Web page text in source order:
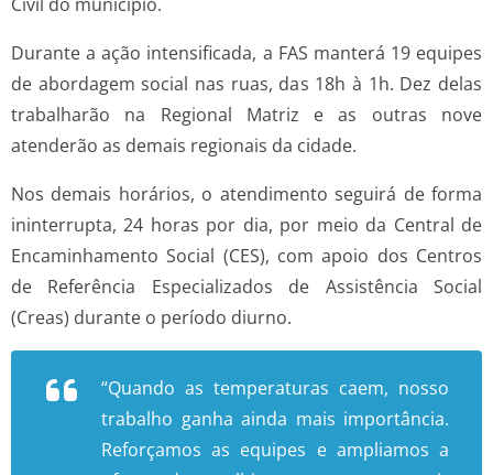
Durante a ação intensificada, a FAS manterá 19 equipes
de abordagem social nas ruas, das 18h à 1h. Dez delas
trabalharão na Regional Matriz e as outras nove
atenderão as demais regionais da cidade.
Nos demais horários, o atendimento seguirá de forma
ininterrupta, 24 horas por dia, por meio da Central de
Encaminhamento Social (CES), com apoio dos Centros
de Referência Especializados de Assistência Social
(Creas) durante o período diurno.
“Quando as temperaturas caem, nosso
trabalho ganha ainda mais importância.
Reforçamos as equipes e ampliamos a